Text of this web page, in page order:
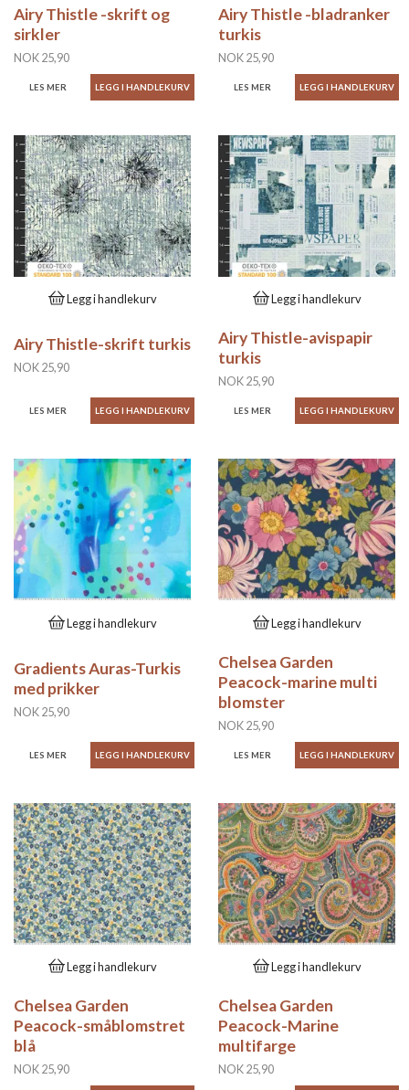
Airy Thistle -skrift og
sirkler
NOK 25,90
LES MER
Airy Thistle -bladranker
turkis
NOK 25,90
LES MER
Legg i handlekurv
Airy Thistle-skrift turkis
NOK 25,90
LES MER
Legg i handlekurv
Airy Thistle-avispapir
turkis
NOK 25,90
LES MER
Legg i handlekurv
Gradients Auras-Turkis
med prikker
NOK 25,90
LES MER
Legg i handlekurv
Chelsea Garden
Peacock-marine multi
blomster
NOK 25,90
LES MER
Legg i handlekurv
Chelsea Garden
Peacock-småblomstret
blå
NOK 25,90
Legg i handlekurv
Chelsea Garden
Peacock-Marine
multifarge
NOK 25,90